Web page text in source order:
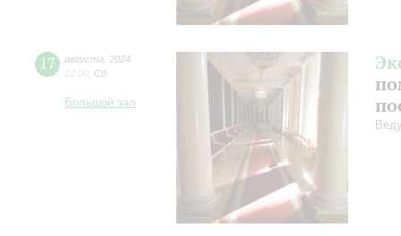
17 августа
2024
12:00 Сб
Большой зал